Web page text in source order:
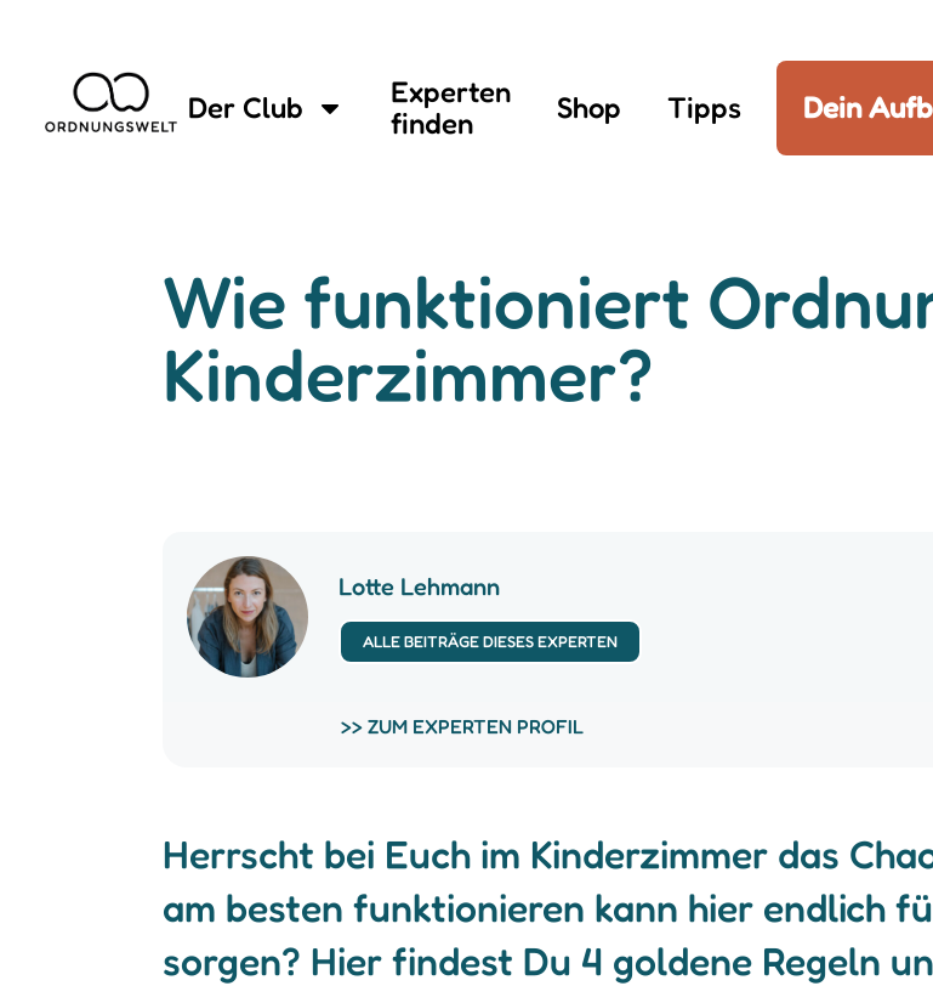
Der Club
Experten
finden
Shop Tipps Dein
Wie funktioniert
Kinderzimmer?
Lotte Lehmann
ALLE BEITRÄGE DIESES EXPERTEN
>> ZUM EXPERTEN PROFIL
Herrscht bei Euch im Kinderzimmer das
am besten funktionieren kann hier endlich
sorgen? Hier findest Du 4 goldene Regeln